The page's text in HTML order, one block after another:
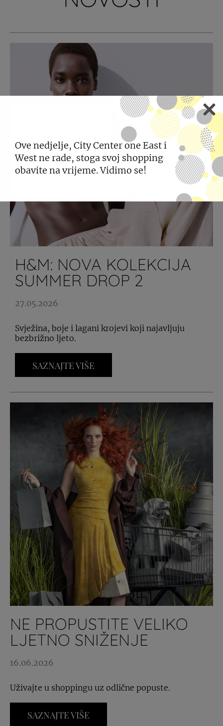
H&M: NOVA KOLEKCIJA
SUMMER DROP 2
27.05.2026
Svježina, boje i lagani krojevi koji najavljuju
bezbrižno ljeto.
SAZNAJTE VIŠE
NE PROPUSTITE VELIKO
LJETNO SNIŽENJE
16.06.2026
Uživajte u shoppingu uz odlične popuste.
SAZNAJTE VIŠE
Ove nedjelje, City Center one East i
West ne rade, stoga svoj shopping
obavite na vrijeme. Vidimo se!